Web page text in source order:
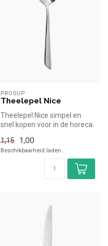
PROSUP
Theelepel Nice
Theelepel Nice simpel en
snel kopen voor in de horeca.
1,15
1,00
Beschikbaarheid laden..